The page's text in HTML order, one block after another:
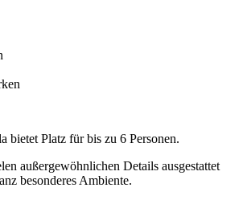
bietet Platz für bis zu 6 Personen.
außergewöhnlichen Details ausgestattet
besonderes Ambiente.